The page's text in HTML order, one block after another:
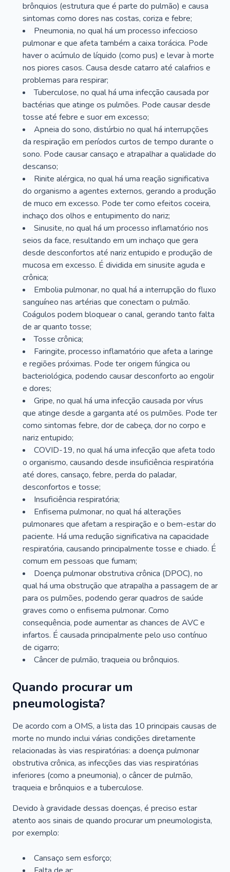
brônquios (estrutura que é parte do pulmão) e causa
sintomas como dores nas costas, coriza e febre;
Pneumonia, no qual há um processo infeccioso
pulmonar e que afeta também a caixa torácica. Pode
haver o acúmulo de líquido (como pus) e levar à morte
nos piores casos. Causa desde catarro até calafrios e
problemas para respirar;
Tuberculose, no qual há uma infecção causada por
bactérias que atinge os pulmões. Pode causar desde
tosse até febre e suor em excesso;
Apneia do sono, distúrbio no qual há interrupções
da respiração em períodos curtos de tempo durante o
sono. Pode causar cansaço e atrapalhar a qualidade do
descanso;
Rinite alérgica, no qual há uma reação significativa
do organismo a agentes externos, gerando a produção
de muco em excesso. Pode ter como efeitos coceira,
inchaço dos olhos e entupimento do nariz;
Sinusite, no qual há um processo inflamatório nos
seios da face, resultando em um inchaço que gera
desde desconfortos até nariz entupido e produção de
mucosa em excesso. É dividida em sinusite aguda e
crônica;
Embolia pulmonar, no qual há a interrupção do fluxo
sanguíneo nas artérias que conectam o pulmão.
Coágulos podem bloquear o canal, gerando tanto falta
de ar quanto tosse;
Tosse crônica;
Faringite, processo inflamatório que afeta a laringe
e regiões próximas. Pode ter origem fúngica ou
bacteriológica, podendo causar desconforto ao engolir
e dores;
Gripe, no qual há uma infecção causada por vírus
que atinge desde a garganta até os pulmões. Pode ter
como sintomas febre, dor de cabeça, dor no corpo e
nariz entupido;
COVID-19, no qual há uma infecção que afeta todo
o organismo, causando desde insuficiência respiratória
até dores, cansaço, febre, perda do paladar,
desconfortos e tosse;
Insuficiência respiratória;
Enfisema pulmonar, no qual há alterações
pulmonares que afetam a respiração e o bem-estar do
paciente. Há uma redução significativa na capacidade
respiratória, causando principalmente tosse e chiado. É
comum em pessoas que fumam;
Doença pulmonar obstrutiva crônica (DPOC), no
qual há uma obstrução que atrapalha a passagem de ar
para os pulmões, podendo gerar quadros de saúde
graves como o enfisema pulmonar. Como
consequência, pode aumentar as chances de AVC e
infartos. É causada principalmente pelo uso contínuo
de cigarro;
Câncer de pulmão, traqueia ou brônquios.
Quando procurar um
pneumologista?
De acordo com a OMS, a lista das 10 principais causas de
morte no mundo inclui várias condições diretamente
relacionadas às vias respiratórias: a doença pulmonar
obstrutiva crônica, as infecções das vias respiratórias
inferiores (como a pneumonia), o câncer de pulmão,
traqueia e brônquios e a tuberculose.
Devido à gravidade dessas doenças, é preciso estar
atento aos sinais de quando procurar um pneumologista,
por exemplo:
Cansaço sem esforço;